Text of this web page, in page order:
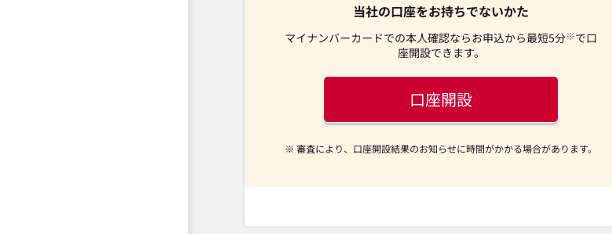
当社の口座をお持ちでないかた
マイナンバーカードでの本人確認ならお申込から最短5分※で口
座開設できます。
口座開設
※ 審査により、口座開設結果のお知らせに時間がかかる場合があります。